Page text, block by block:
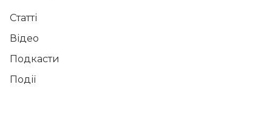
Статті
Відео
Подкасти
Події